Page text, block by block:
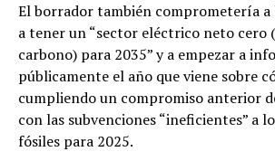
El borrador también comprometería a
a tener un “sector eléctrico neto cero
carbono) para 2035” y a empezar a
públicamente el año que viene sobre
cumpliendo un compromiso anterior
con las subvenciones “ineficientes” a
fósiles para 2025.